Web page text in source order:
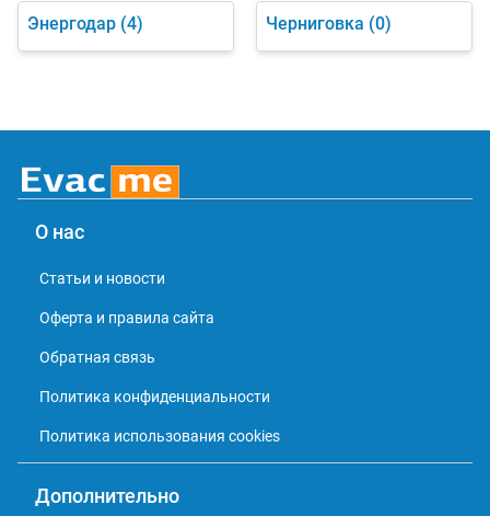
Энергодар (4) Черниговка (0)
О нас
Статьи и новости
Оферта и правила сайта
Обратная связь
Политика конфиденциальности
Политика использования cookies
Дополнительно